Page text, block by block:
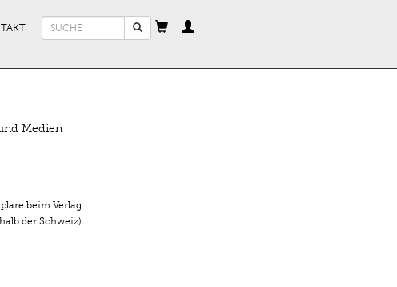
Suchformular
Medien
beim Verlag
der Schweiz)